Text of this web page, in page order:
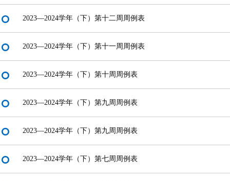
2023—2024学年（下）第十二周周例表
2023—2024学年（下）第十一周周例表
2023—2024学年（下）第十周周例表
2023—2024学年（下）第九周周例表
2023—2024学年（下）第九周周例表
2023—2024学年（下）第七周周例表